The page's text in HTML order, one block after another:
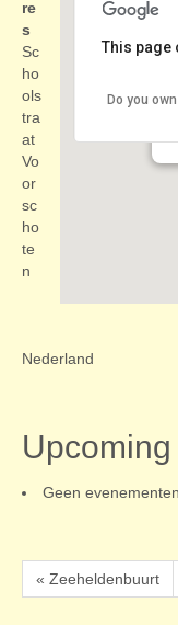
This page
Do you
re
s
Sc
ho
ols
tra
at
Vo
or
sc
ho
te
n
Nederland
Geen evenementen
« Zeeheldenbuurt